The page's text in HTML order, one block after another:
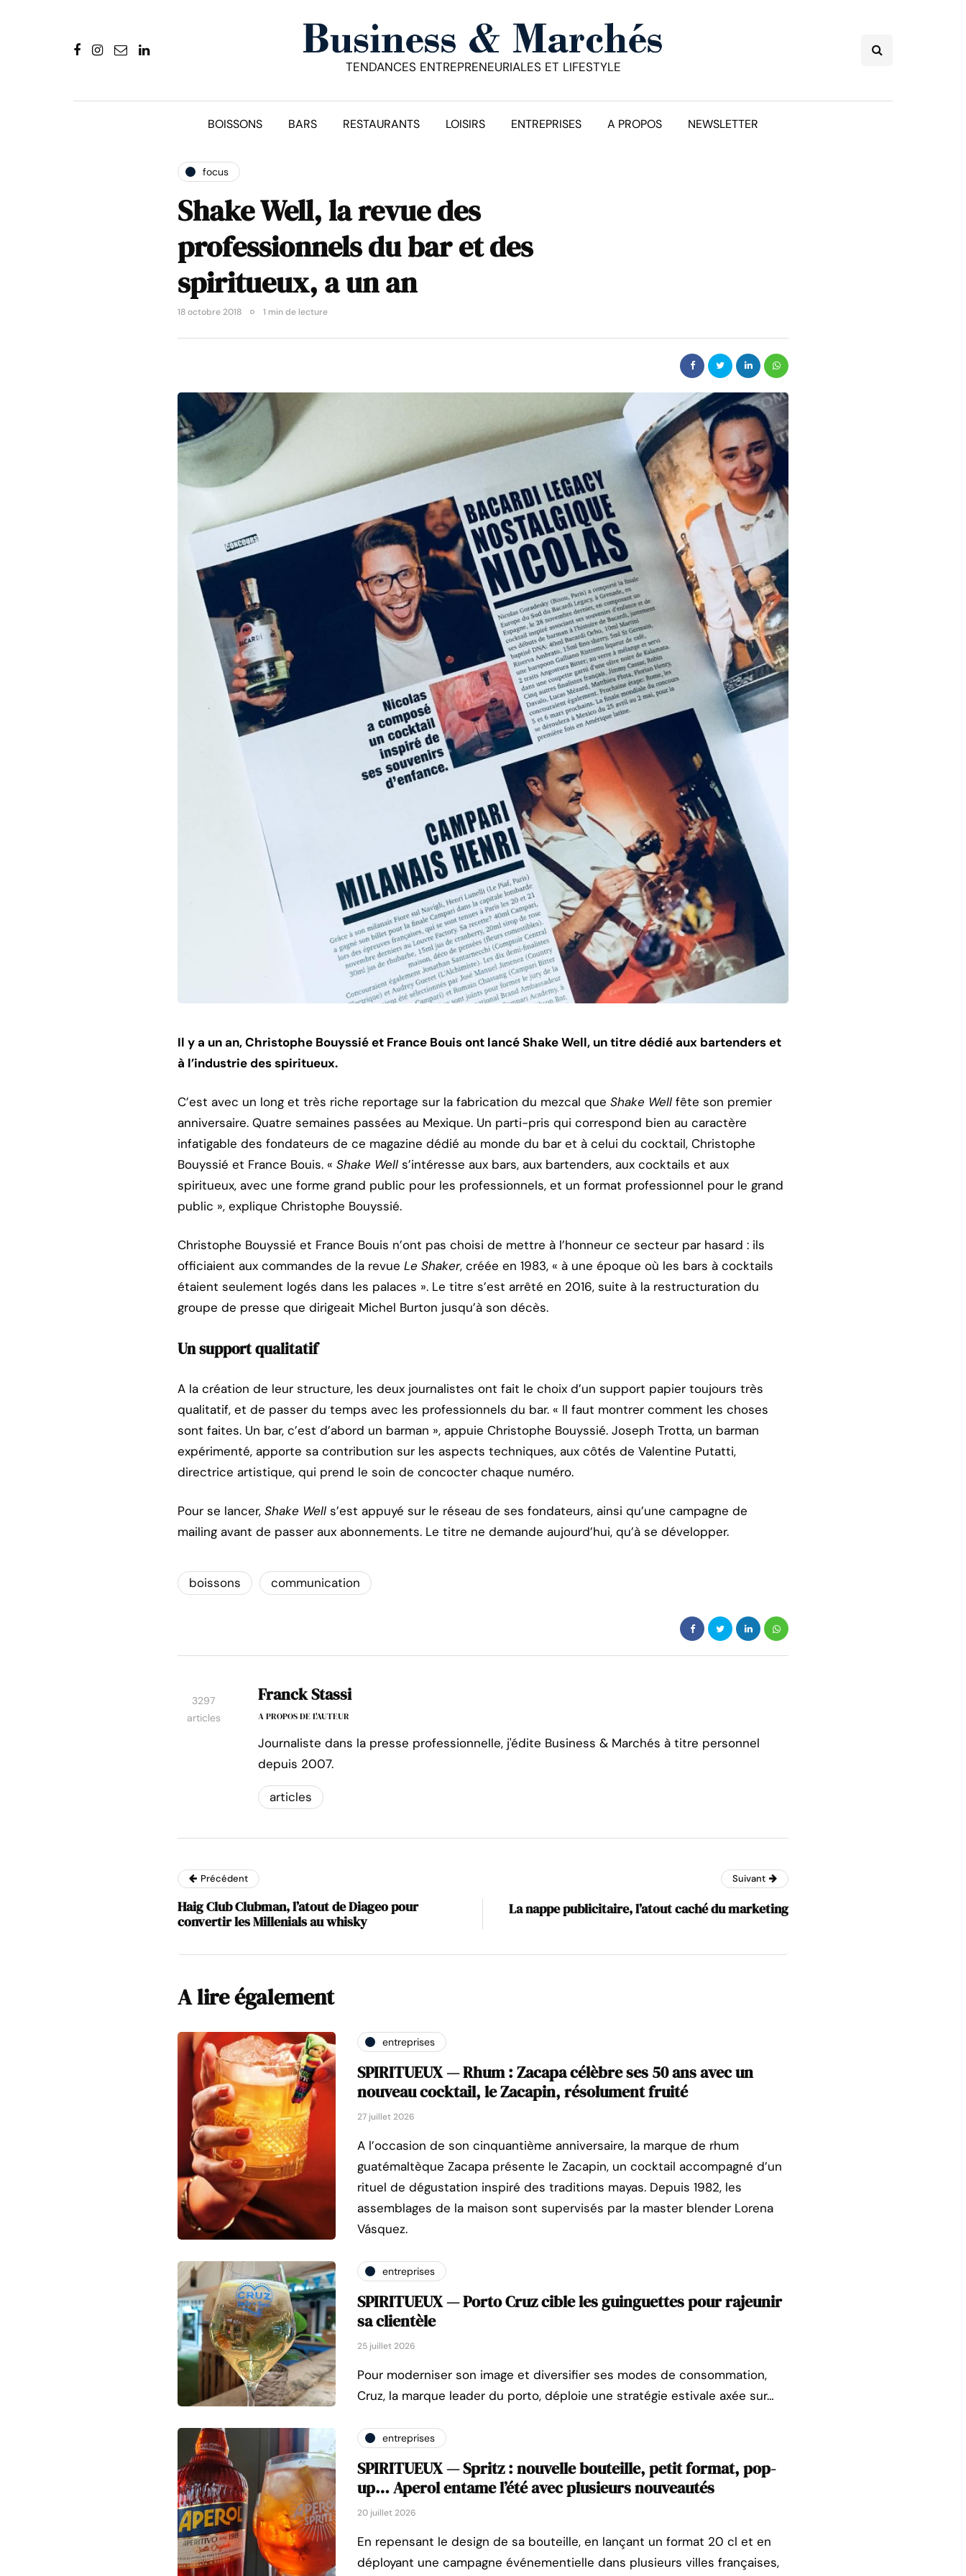
TENDANCES ENTREPRENEURIALES ET LIFESTYLE
BOISSONS BARS RESTAURANTS LOISIRS ENTREPRISES A PROPOS NEWSLETTER
focus
Shake Well, la revue des
professionnels du bar et des
spiritueux, a un an
18 octobre 2018 1 min de lecture
Il y a un an, Christophe Bouyssié et France Bouis ont lancé Shake Well, un titre dédié aux bartenders et
à l’industrie des spiritueux.
C’est avec un long et très riche reportage sur la fabrication du mezcal que Shake Well fête son premier
anniversaire. Quatre semaines passées au Mexique. Un parti-pris qui correspond bien au caractère
infatigable des fondateurs de ce magazine dédié au monde du bar et à celui du cocktail, Christophe
Bouyssié et France Bouis. « Shake Well s’intéresse aux bars, aux bartenders, aux cocktails et aux
spiritueux, avec une forme grand public pour les professionnels, et un format professionnel pour le grand
public », explique Christophe Bouyssié.
Christophe Bouyssié et France Bouis n’ont pas choisi de mettre à l’honneur ce secteur par hasard : ils
officiaient aux commandes de la revue Le Shaker, créée en 1983, « à une époque où les bars à cocktails
étaient seulement logés dans les palaces ». Le titre s’est arrêté en 2016, suite à la restructuration du
groupe de presse que dirigeait Michel Burton jusqu’à son décès.
Un support qualitatif
A la création de leur structure, les deux journalistes ont fait le choix d’un support papier toujours très
qualitatif, et de passer du temps avec les professionnels du bar. « Il faut montrer comment les choses
sont faites. Un bar, c’est d’abord un barman », appuie Christophe Bouyssié. Joseph Trotta, un barman
expérimenté, apporte sa contribution sur les aspects techniques, aux côtés de Valentine Putatti,
directrice artistique, qui prend le soin de concocter chaque numéro.
Pour se lancer, Shake Well s’est appuyé sur le réseau de ses fondateurs, ainsi qu’une campagne de
mailing avant de passer aux abonnements. Le titre ne demande aujourd’hui, qu’à se développer.
boissons communication
3297
articles
Franck Stassi
A PROPOS DE L'AUTEUR
Journaliste dans la presse professionnelle, j'édite Business & Marchés à titre personnel
depuis 2007.
articles
Précédent
Haig Club Clubman, l’atout de Diageo pour
convertir les Millenials au whisky
Suivant
La nappe publicitaire, l’atout caché du marketing
A lire également
entreprises
SPIRITUEUX — Rhum : Zacapa célèbre ses 50 ans avec un
nouveau cocktail, le Zacapin, résolument fruité
27 juillet 2026
A l’occasion de son cinquantième anniversaire, la marque de rhum
guatémaltèque Zacapa présente le Zacapin, un cocktail accompagné d’un
rituel de dégustation inspiré des traditions mayas. Depuis 1982, les
assemblages de la maison sont supervisés par la master blender Lorena
Vásquez.
entreprises
SPIRITUEUX — Porto Cruz cible les guinguettes pour rajeunir
sa clientèle
25 juillet 2026
Pour moderniser son image et diversifier ses modes de consommation,
Cruz, la marque leader du porto, déploie une stratégie estivale axée sur…
entreprises
SPIRITUEUX — Spritz : nouvelle bouteille, petit format, pop-
up… Aperol entame l’été avec plusieurs nouveautés
20 juillet 2026
En repensant le design de sa bouteille, en lançant un format 20 cl et en
déployant une campagne événementielle dans plusieurs villes françaises,